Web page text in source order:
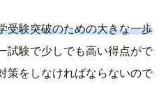
受験突破のための大きな一歩
試験で少しでも高い得点がで
策をしなければならないので